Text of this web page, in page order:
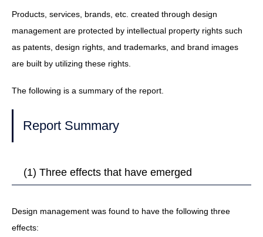
Products, services, brands, etc. created through design
management are protected by intellectual property rights such
as patents, design rights, and trademarks, and brand images
are built by utilizing these rights.
The following is a summary of the report.
Report Summary
(1) Three effects that have emerged
Design management was found to have the following three
effects: